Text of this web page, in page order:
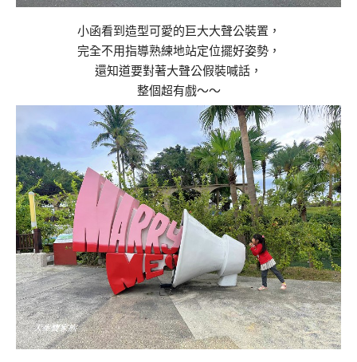
小函看到造型可愛的巨大大聲公裝置，
完全不用指導熟練地站定位擺好姿勢，
還知道要對著大聲公假裝喊話，
整個超有戲～～